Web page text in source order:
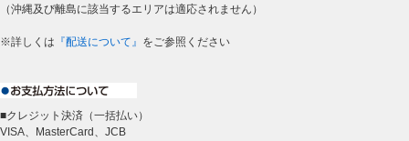
（沖縄及び離島に該当するエリアは適応されません）
※詳しくは 『配送について』 をご参照ください
■クレジット決済（一括払い）
VISA、MasterCard、JCB